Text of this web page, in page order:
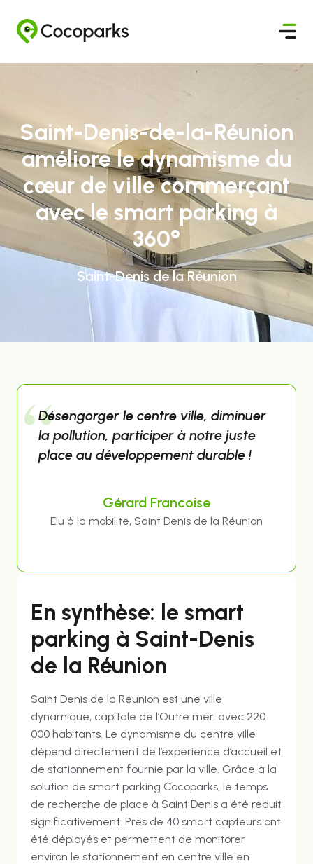
Saint-Denis-de-la-Réunion
améliore le dynamisme du
cœur de ville commerçant
avec le smart parking à
360°
Saint-Denis de la Réunion
Désengorger le centre ville, diminuer
la pollution, participer à notre juste
place au développement durable !
Gérard Francoise
Elu à la mobilité, Saint Denis de la Réunion
En synthèse: le smart
parking à Saint-Denis
de la Réunion
Saint Denis de la Réunion est une ville
dynamique, capitale de l’Outre mer, avec 220
000 habitants. Le dynamisme du centre ville
dépend directement de l’expérience d’accueil et
de stationnement fournie par la ville. Grâce à la
solution de smart parking Cocoparks, le temps
de recherche de place à Saint Denis a été réduit
significativement. Près de 40 smart capteurs ont
été déployés et permettent de monitorer
environ le stationnement en centre ville en